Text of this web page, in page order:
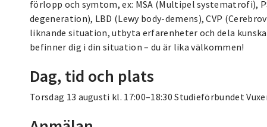
förlopp och symtom, ex: MSA (Multipel systematrofi),
degeneration), LBD (Lewy body-demens), CVP
liknande situation, utbyta erfarenheter och dela
befinner dig i din situation – du är lika välkommen!
Dag, tid och plats
Torsdag 13 augusti kl. 17:00–18:30 Studieförbundet